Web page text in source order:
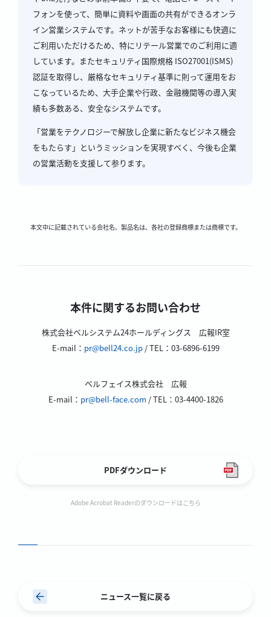
フォンを使って、簡単に資料や画面の共有ができるオンラ
イン営業システムです。ネットが苦手なお客様にも快適に
ご利用いただけるため、特にリテール営業でのご利用に適
しています。またセキュリティ国際規格 ISO27001(ISMS)
認証を取得し、厳格なセキュリティ基準に則って運用をお
こなっているため、大手企業や行政、金融機関等の導入実
績も多数ある、安全なシステムです。
「営業をテクノロジーで解放し企業に新たなビジネス機会
をもたらす」というミッションを実現すべく、今後も企業
の営業活動を支援して参ります。
本文中に記載されている会社名、製品名は、各社の登録商標または商標です。
本件に関するお問い合わせ
株式会社ベルシステム24ホールディングス 広報IR室
E-mail： pr@bell24.co.jp/ TEL：03-6896-6199
ベルフェイス株式会社 広報
E-mail： pr@bell-face.com / TEL：03-4400-1826
PDFダウンロード
Adobe Acrobat Readerのダウンロードはこちら
ニュース一覧に戻る